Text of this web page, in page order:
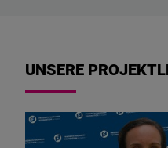
UNSERE